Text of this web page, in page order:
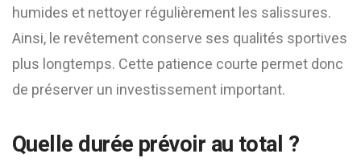
humides et nettoyer régulièrement les salissures.
Ainsi, le revêtement conserve ses qualités sportives
plus longtemps. Cette patience courte permet donc
de préserver un investissement important.
Quelle durée prévoir au total ?